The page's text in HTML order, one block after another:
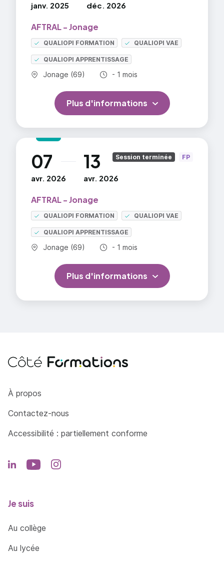
janv. 2025 déc. 2026
AFTRAL - Jonage
QUALIOPI FORMATION QUALIOPI VAE
QUALIOPI APPRENTISSAGE
Commune :
Jonage (69) Durée totale :
- 1 mois
Plus d'informations
07
avr. 2026
au 13
avr. 2026
AFTRAL - Jonage
QUALIOPI FORMATION QUALIOPI VAE
QUALIOPI APPRENTISSAGE
Commune :
Jonage (69) Durée totale :
- 1 mois
Session terminée FP
Plus d'informations
Côté Formations
À propos
Contactez-nous
Accessibilité : partiellement conforme
Je suis
Au collège
Au lycée